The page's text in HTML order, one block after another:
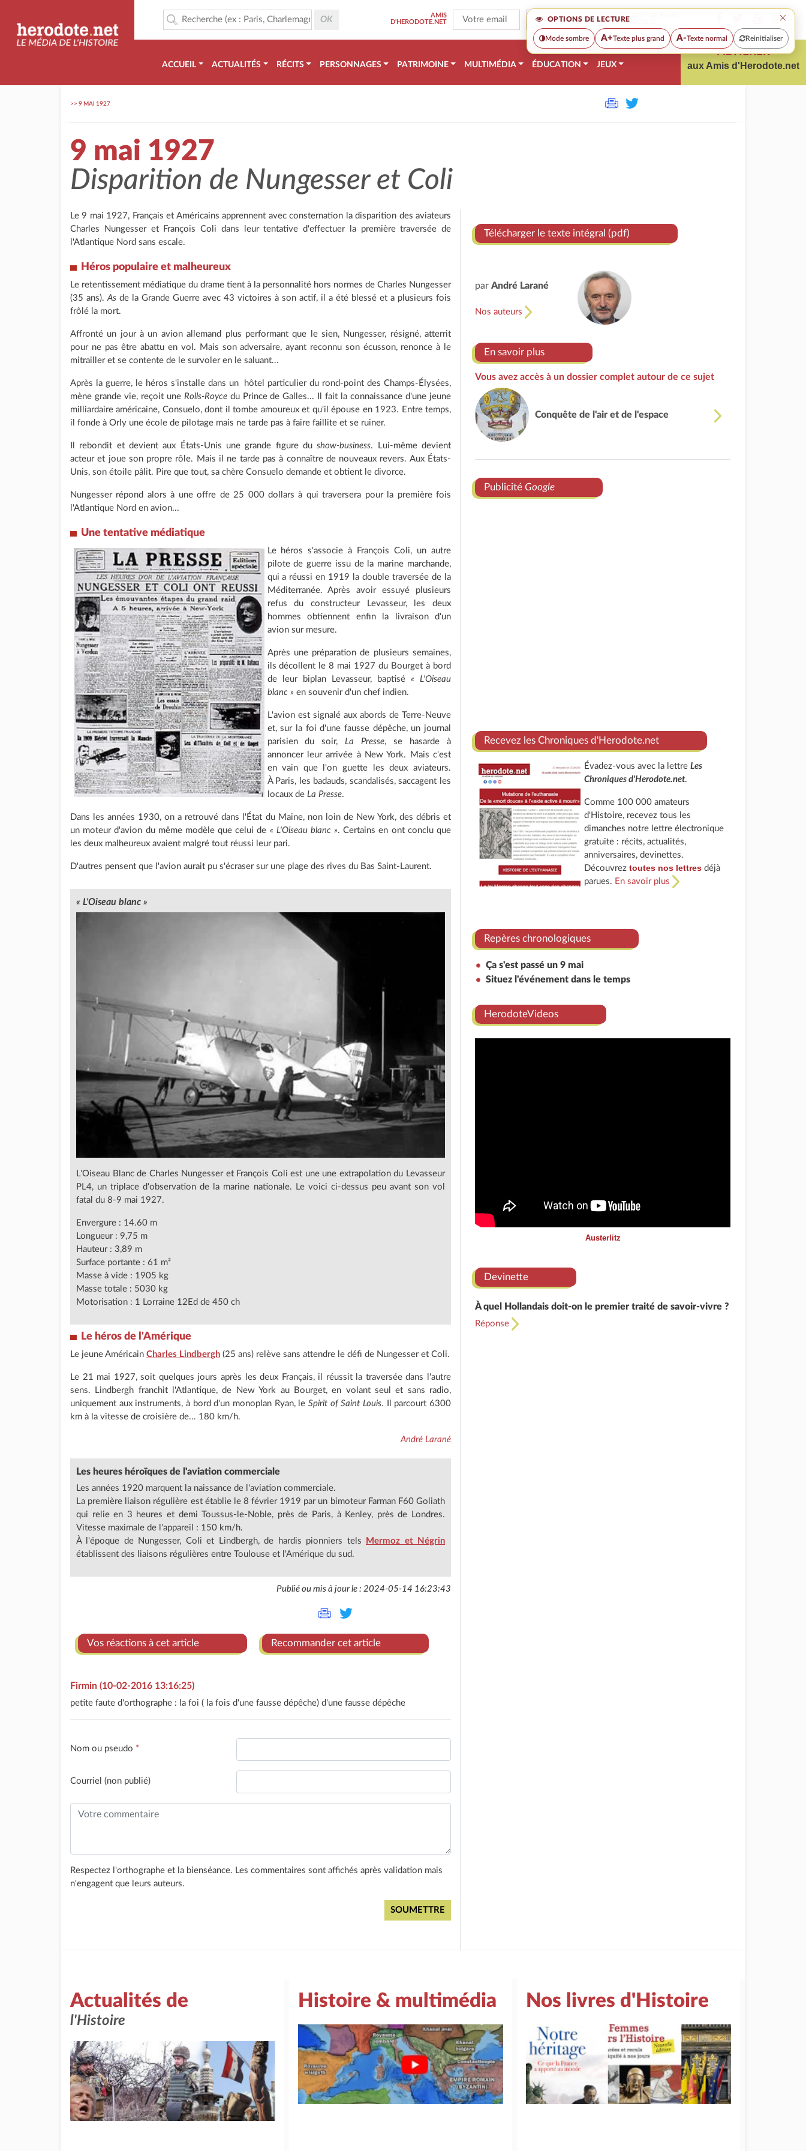
OPTIONS DE LECTURE ×
Mode sombre A+Texte plus grand A-Texte normal Reinitialiser
AMIS
D'HERODOTE.NET
ACCUEIL ACTUALITÉS RÉCITS PERSONNAGES PATRIMOINE MULTIMÉDIA ÉDUCATION JEUX
ADHÉRER
aux Amis d'Herodote.net
>> 9 MAI 1927
9 mai 1927
Disparition de Nungesser et Coli
Le 9 mai 1927, Français et Américains apprennent avec consternation la disparition des aviateurs
Charles Nungesser et François Coli dans leur tentative d'effectuer la première traversée de
l'Atlantique Nord sans escale.
Héros populaire et malheureux
Le retentissement médiatique du drame tient à la personnalité hors normes de Charles Nungesser
(35 ans).As de la Grande Guerre avec 43 victoires à son actif, il a été blessé et a plusieurs fois
frôlé la mort.
Affronté un jour à un avion allemand plus performant que le sien, Nungesser, résigné, atterrit
pour ne pas être abattu en vol. Mais son adversaire, ayant reconnu son écusson, renonce à le
mitrailler et se contente de le survoler en le saluant...
Après la guerre, le héros s'installe dans un hôtel particulier du rond-point des Champs-Élysées,
mène grande vie, reçoit une Rolls-Roycedu Prince de Galles... Il fait la connaissance d'une jeune
milliardaire américaine, Consuelo, dont il tombe amoureux et qu'il épouse en 1923. Entre temps,
il fonde à Orly une école de pilotage mais ne tarde pas à faire faillite et se ruiner.
Il rebondit et devient aux États-Unis une grande figure dushow-business. Lui-même devient
acteur et joue son propre rôle. Mais il ne tarde pas à connaître de nouveaux revers. Aux États-
Unis, son étoile pâlit. Pire que tout, sa chère Consuelo demande et obtient le divorce.
Nungesser répond alors à une offre de 25 000 dollars à qui traversera pour la première fois
l'Atlantique Nord en avion...
Une tentative médiatique
Le héros s'associe à François Coli, un autre
pilote de guerre issu de la marine marchande,
qui a réussi en 1919 la double traversée de la
Méditerranée. Après avoir essuyé plusieurs
refus du constructeur Levasseur, les deux
hommes obtiennent enfin la livraison d'un
avion sur mesure.
Après une préparation de plusieurs semaines,
ils décollent le 8 mai 1927 du Bourget à bord
de leur biplan Levasseur, baptisé « L'Oiseau
blanc » en souvenir d'un chef indien.
L'avion est signalé aux abords de Terre-Neuve
et, sur la foi d'une fausse dépêche, un journal
parisien du soir,La Presse, se hasarde à
annoncer leur arrivée à New York. Mais c'est
en vain que l'on guette les deux aviateurs.
À Paris, les badauds, scandalisés, saccagent les
locaux de La Presse.
Dans les années 1930, on a retrouvé dans l'État du Maine, non loin de New York, des débris et
un moteur d'avion du même modèle que celui de « L'Oiseau blanc ». Certains en ont conclu que
les deux malheureux avaient malgré tout réussi leur pari.
D'autres pensent que l'avion aurait pu s'écraser sur une plage des rives du Bas Saint-Laurent.
« L'Oiseau blanc »
L'Oiseau Blanc de Charles Nungesser et François Coli est une une extrapolation du Levasseur
PL4, un triplace d'observation de la marine nationale. Le voici ci-dessus peu avant son vol
fatal du 8-9 mai 1927.
Envergure : 14.60 m
Longueur : 9,75 m
Hauteur : 3,89 m
Surface portante : 61 m²
Masse à vide : 1905 kg
Masse totale : 5030 kg
Motorisation : 1 Lorraine 12Ed de 450 ch
Le héros de l'Amérique
Le jeune Américain Charles Lindbergh (25 ans) relève sans attendre le défi de Nungesser et Coli.
Le 21 mai 1927, soit quelques jours après les deux Français, il réussit la traversée dans l'autre
sens. Lindbergh franchit l'Atlantique, de New York au Bourget, en volant seul et sans radio,
uniquement aux instruments, à bord d'un monoplan Ryan, le Spirit of Saint Louis. Il parcourt 6300
km à la vitesse de croisière de... 180 km/h.
André Larané
Les heures héroïques de l'aviation commerciale
Les années 1920 marquent la naissance de l'aviation commerciale.
La première liaison régulière est établie le 8 février 1919 par un bimoteur Farman F60 Goliath
qui relie en 3 heures et demi Toussus-le-Noble, près de Paris, à Kenley, près de Londres.
Vitesse maximale de l'appareil : 150 km/h.
À l'époque de Nungesser, Coli et Lindbergh, de hardis pionniers tels
Mermoz et Négrin
établissent des liaisons régulières entre Toulouse et l'Amérique du sud.
Publié ou mis à jour le : 2024-05-14 16:23:43
Vos réactions à cet article Recommander cet article
Firmin (10-02-2016 13:16:25)
petite faute d'orthographe : la foi ( la fois d'une fausse dépêche) d'une fausse dépêche
Nom ou pseudo *
Courriel (non publié)
Respectez l'orthographe et la bienséance. Les commentaires sont affichés après validation mais
n'engagent que leurs auteurs.
Télécharger le texte intégral (pdf)
par André Larané
Nos auteurs
En savoir plus
Vous avez accès à un dossier complet autour de ce sujet
Conquête de l'air et de l'espace
Publicité Google
Recevez les Chroniques d'Herodote.net
Évadez-vous avec la lettreLes
Chroniques d'Herodote.net.
Comme 100 000 amateurs
d'Histoire, recevez tous les
dimanches notre lettre électronique
gratuite : récits, actualités,
anniversaires, devinettes.
Découvreztoutes nos lettres déjà
parues. En savoir plus
Repères chronologiques
Ça s'est passé un 9 mai
Situez l'événement dans le temps
HerodoteVideos
Austerlitz
Devinette
À quel Hollandais doit-on le premier traité de savoir-vivre ?
Réponse
Actualités de
l'Histoire
Histoire & multimédia Nos livres d'Histoire